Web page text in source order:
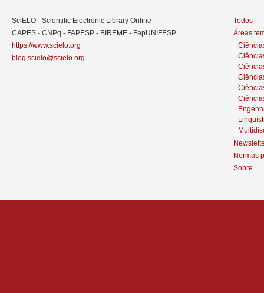
SciELO - Scientific Electronic Library Online
CAPES - CNPq - FAPESP - BIREME - FapUNIFESP
https://www.scielo.org
blog.scielo@scielo.org
Todos
Áreas
Normas
Sobre